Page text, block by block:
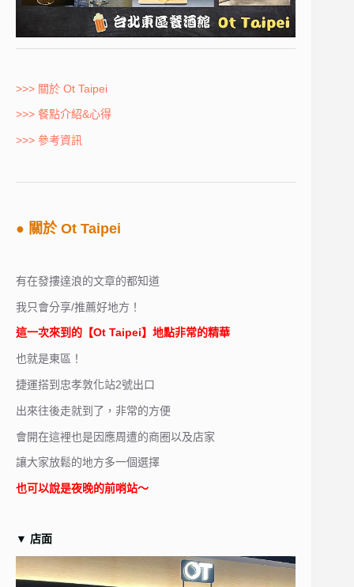
>>> 關於 Ot Taipei
>>> 餐點介紹&心得
>>> 參考資訊
● 關於 Ot Taipei
有在發摟達浪的文章的都知道
我只會分享/推薦好地方！
這一次來到的【Ot Taipei】地點非常的精華
也就是東區！
捷運搭到忠孝敦化站2號出口
出來往後走就到了，非常的方便
會開在這裡也是因應周遭的商圈以及店家
讓大家放鬆的地方多一個選擇
也可以說是夜晚的前哨站～
▼ 店面